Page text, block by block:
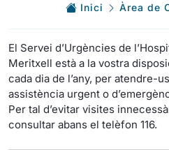
Inici Àrea de
El Servei d’Urgències de
Meritxell està a la vostra
cada dia de l’any, per atendre-
assistència urgent o
Per tal d’evitar visites
consultar abans el telèfon 116.